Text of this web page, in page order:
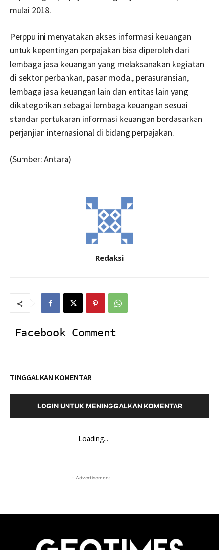
mulai 2018.
Perppu ini menyatakan akses informasi keuangan
untuk kepentingan perpajakan bisa diperoleh dari
lembaga jasa keuangan yang melaksanakan kegiatan
di sektor perbankan, pasar modal, perasuransian,
lembaga jasa keuangan lain dan entitas lain yang
dikategorikan sebagai lembaga keuangan sesuai
standar pertukaran informasi keuangan berdasarkan
perjanjian internasional di bidang perpajakan.
(Sumber: Antara)
Redaksi
Facebook Comment
TINGGALKAN KOMENTAR
LOGIN UNTUK MENINGGALKAN KOMENTAR
Loading...
- Advertisement -